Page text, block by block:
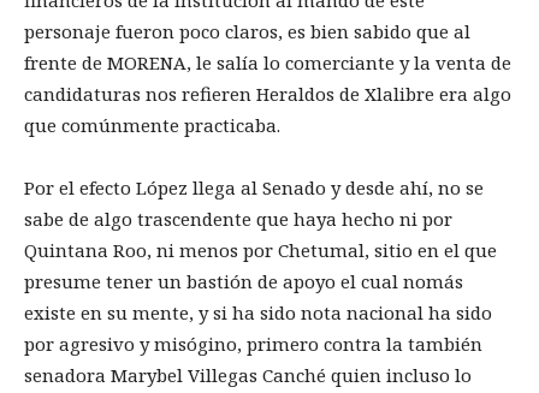
personaje fueron poco claros, es bien sabido que al
frente de MORENA, le salía lo comerciante y la venta de
candidaturas nos refieren Heraldos de Xlalibre era algo
que comúnmente practicaba.
Por el efecto López llega al Senado y desde ahí, no se
sabe de algo trascendente que haya hecho ni por
Quintana Roo, ni menos por Chetumal, sitio en el que
presume tener un bastión de apoyo el cual nomás
existe en su mente, y si ha sido nota nacional ha sido
por agresivo y misógino, primero contra la también
senadora Marybel Villegas Canché quien incluso lo